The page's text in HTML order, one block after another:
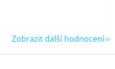
Zobrazit další hodnocení